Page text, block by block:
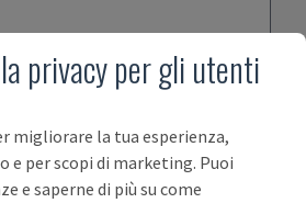
privacy per gli utenti
migliorare la tua esperienza,
e per scopi di marketing. Puoi
e saperne di più su come